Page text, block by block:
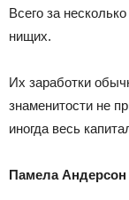
Всего за
нищих.
Их заработки
знаменитости не
иногда весь
Памела Андерсон